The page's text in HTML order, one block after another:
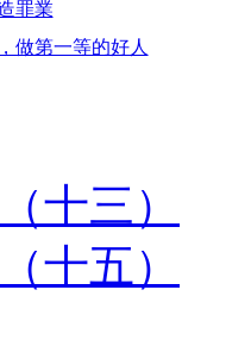
罪業
做第一等的好人
十三）
十五）